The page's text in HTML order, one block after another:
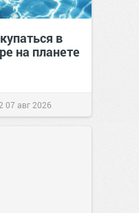
в
на планете
07 авг 2026